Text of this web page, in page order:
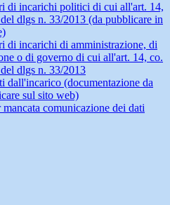
di incarichi politici di cui all'art. 14,
dlgs n. 33/2013 (da pubblicare in
di incarichi di amministrazione, di
o di governo di cui all'art. 14, co.
dlgs n. 33/2013
dall'incarico (documentazione da
sul sito web)
mancata comunicazione dei dati